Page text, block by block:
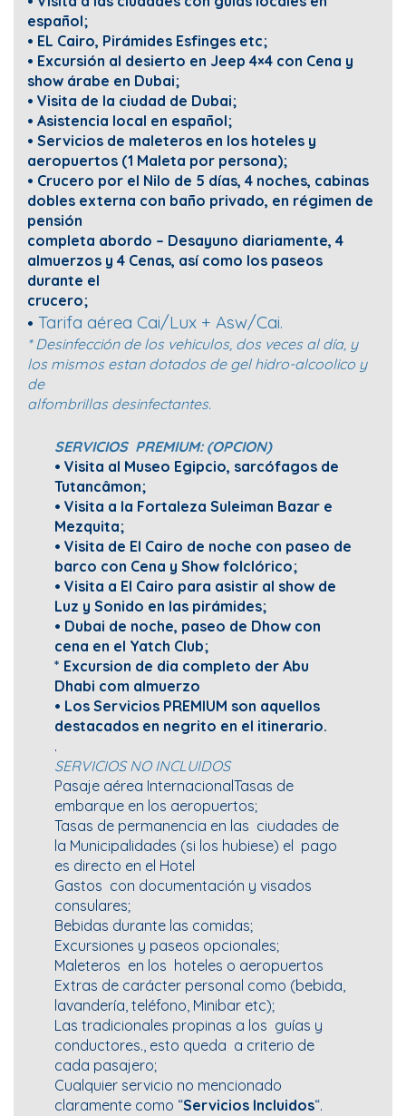
español;
• EL Cairo, Pirámides Esfinges etc;
• Excursión al desierto en Jeep 4×4 con Cena y
show árabe en Dubai;
• Visita de la ciudad de Dubai;
• Asistencia local en español;
• Servicios de maleteros en los hoteles y
aeropuertos (1 Maleta por persona);
• Crucero por el Nilo de 5 días, 4 noches, cabinas
dobles externa con baño privado, en régimen de
pensión
completa abordo – Desayuno diariamente, 4
almuerzos y 4 Cenas, así como los paseos
durante el
crucero;
• Tarifa aérea Cai/Lux + Asw/Cai.
*Desinfección de los vehiculos, dos veces al día, y
los mismos estan dotados de gel hidro-alcoolico y
de
alfombrillas desinfectantes.
SERVICIOS PREMIUM: (OPCION)
• Visita al Museo Egipcio, sarcófagos de
Tutancâmon;
• Visita a la Fortaleza Suleiman Bazar e
Mezquita;
• Visita de El Cairo de noche con paseo de
barco con Cena y Show folclórico;
• Visita a El Cairo para asistir al show de
Luz y Sonido en las pirámides;
• Dubai de noche, paseo de Dhow con
cena en el Yatch Club;
* Excursion de dia completo der Abu
Dhabi com almuerzo
• Los Servicios PREMIUM son aquellos
destacados en negrito en el itinerario.
.
SERVICIOS NO INCLUIDOS
Pasaje aérea InternacionalTasas de
embarque en los aeropuertos;
Tasas de permanencia en las ciudades de
la Municipalidades (si los hubiese) el pago
es directo en el Hotel
Gastos con documentación y visados
consulares;
Bebidas durante las comidas;
Excursiones y paseos opcionales;
Maleteros en los hoteles o aeropuertos
Extras de carácter personal como (bebida,
lavandería, teléfono, Minibar etc);
Las tradicionales propinas a los guías y
conductores., esto queda a criterio de
cada pasajero;
Cualquier servicio no mencionado
claramente como “Servicios Incluidos“.